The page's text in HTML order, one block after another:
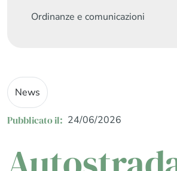
Ordinanze e comunicazioni
News
Pubblicato il: 24/06/2026